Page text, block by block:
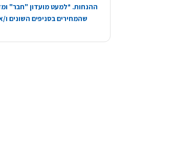
ההנחות. *למעט מועדון "חבר"
שהמחירים בסניפים השונים ו/